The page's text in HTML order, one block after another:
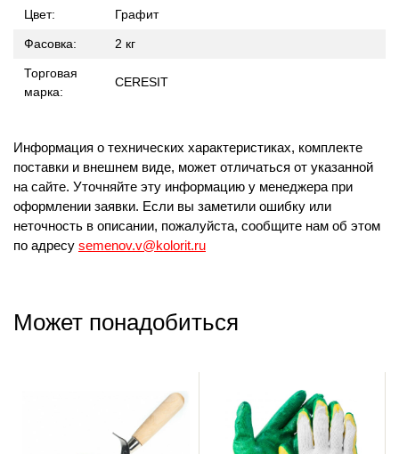
Цвет: Графит
Фасовка: 2 кг
Торговая
марка:
CERESIT
Информация о технических характеристиках, комплекте
поставки и внешнем виде, может отличаться от указанной
на сайте. Уточняйте эту информацию у менеджера при
оформлении заявки. Если вы заметили ошибку или
неточность в описании, пожалуйста, сообщите нам об этом
по адресу semenov.v@kolorit.ru
Может понадобиться